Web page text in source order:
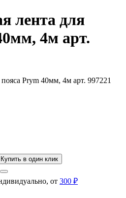
лента для
4м арт.
Купить в один клик
от 300 ₽